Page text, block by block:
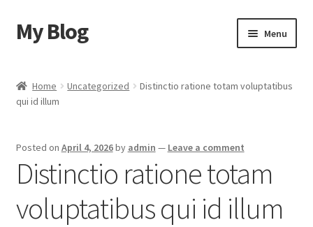
Skip
to
Skip
to
My Blog Menu
Cart
Checkout
My account
Sample Page
Home Uncategorized
Distinctio ratione totam voluptatibus
qui id illum
Posted on April 4, 2026by admin — Leave a comment
Distinctio ratione totam
voluptatibus qui id illum